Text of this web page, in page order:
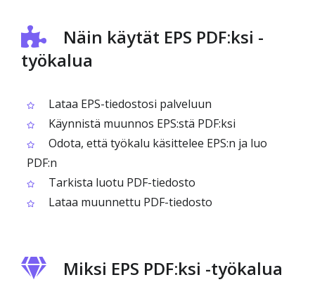
Näin käytät EPS PDF:ksi -
työkalua
Lataa EPS-tiedostosi palveluun
Käynnistä muunnos EPS:stä PDF:ksi
Odota, että työkalu käsittelee EPS:n ja luo
PDF:n
Tarkista luotu PDF-tiedosto
Lataa muunnettu PDF-tiedosto
Miksi EPS PDF:ksi -työkalua